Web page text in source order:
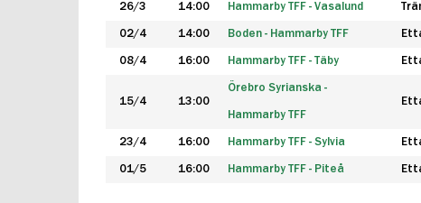
26/3 14:00 Hammarby TFF - Vasalund
02/4 14:00 Boden - Hammarby TFF
08/4 16:00 Hammarby TFF - Täby
15/4 13:00
Örebro Syrianska -
Hammarby TFF
23/4 16:00 Hammarby TFF - Sylvia
01/5 16:00 Hammarby TFF - Piteå